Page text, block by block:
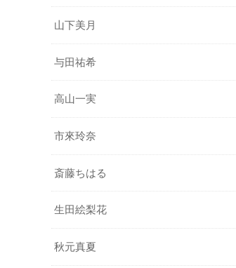
山下美月
与田祐希
高山一実
市來玲奈
斎藤ちはる
生田絵梨花
秋元真夏